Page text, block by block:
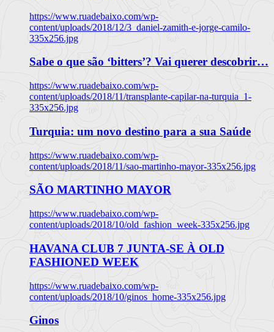
https://www.ruadebaixo.com/wp-
content/uploads/2018/12/3_daniel-zamith-e-jorge-camilo-
335x256.jpg
Sabe o que são ‘bitters’? Vai querer descobrir…
https://www.ruadebaixo.com/wp-
content/uploads/2018/11/transplante-capilar-na-turquia_1-
335x256.jpg
Turquia: um novo destino para a sua Saúde
https://www.ruadebaixo.com/wp-
content/uploads/2018/11/sao-martinho-mayor-335x256.jpg
SÃO MARTINHO MAYOR
https://www.ruadebaixo.com/wp-
content/uploads/2018/10/old_fashion_week-335x256.jpg
HAVANA CLUB 7 JUNTA-SE À OLD
FASHIONED WEEK
https://www.ruadebaixo.com/wp-
content/uploads/2018/10/ginos_home-335x256.jpg
Ginos